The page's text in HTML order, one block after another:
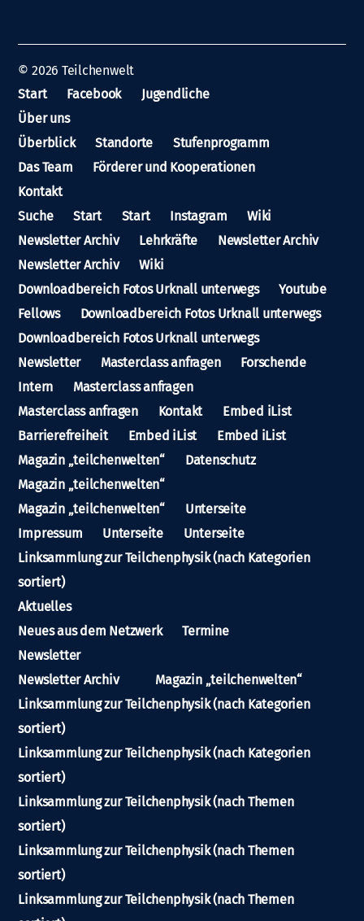
© 2026 Teilchenwelt
Start
Facebook
Jugendliche
Über uns
Überblick
Standorte
Stufenprogramm
Das Team
Förderer und Kooperationen
Kontakt
Suche
Start Start Instagram
Wiki
Newsletter Archiv
Lehrkräfte
Newsletter Archiv
Newsletter Archiv
Wiki
Downloadbereich Fotos Urknall unterwegs
Youtube
Fellows
Downloadbereich Fotos Urknall unterwegs
Downloadbereich Fotos Urknall unterwegs
Newsletter
Masterclass anfragen
Forschende
Intern
Masterclass anfragen
Masterclass anfragen
Kontakt
Embed iList
Barrierefreiheit
Embed iList
Embed iList
Magazin „teilchenwelten“
Datenschutz
Magazin „teilchenwelten“
Magazin „teilchenwelten“
Unterseite
Impressum
Unterseite
Unterseite
Linksammlung zur Teilchenphysik (nach Kategorien
sortiert)
Aktuelles
Neues aus dem Netzwerk
Termine
Newsletter
Newsletter Archiv
Magazin „teilchenwelten“
Linksammlung zur Teilchenphysik (nach Kategorien
sortiert)
Linksammlung zur Teilchenphysik (nach Kategorien
sortiert)
Linksammlung zur Teilchenphysik (nach Themen
sortiert)
Linksammlung zur Teilchenphysik (nach Themen
sortiert)
Linksammlung zur Teilchenphysik (nach Themen